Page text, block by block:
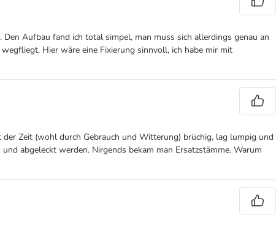
Aufbau fand ich total simpel, man muss sich allerdings genau an
Hier wäre eine Fixierung sinnvoll, ich habe mir mit
Zeit (wohl durch Gebrauch und Witterung) brüchig, lag lumpig und
abgeleckt werden. Nirgends bekam man Ersatzstämme. Warum